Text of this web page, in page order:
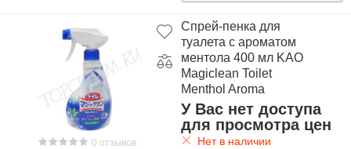
0 отзывов
Спрей-пенка для
туалета с ароматом
ментола 400 мл KAO
Magiclean Toilet
Menthol Aroma
У Вас нет доступа
для просмотра цен
Нет в наличии